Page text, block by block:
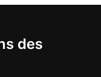
des
chinois